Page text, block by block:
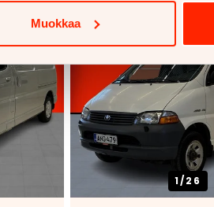
Muokkaa
1/26